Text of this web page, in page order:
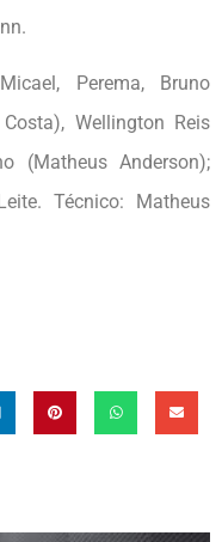
Perema, Bruno
Wellington Reis
(Matheus Anderson);
Técnico: Matheus